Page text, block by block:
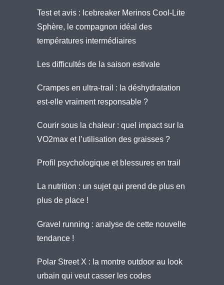
Test et avis : Icebreaker Merinos Cool-Lite
Sphère, le compagnon idéal des
températures intermédiaires
Les difficultés de la saison estivale
Crampes en ultra-trail : la déshydratation
est-elle vraiment responsable ?
Courir sous la chaleur : quel impact sur la
VO2max et l’utilisation des graisses ?
Profil psychologique et blessures en trail
La nutrition : un sujet qui prend de plus en
plus de place !
Gravel running : analyse de cette nouvelle
tendance !
Polar Street X : la montre outdoor au look
urbain qui veut casser les codes